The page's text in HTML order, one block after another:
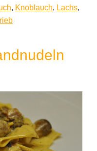
, Knoblauch, Lachs,